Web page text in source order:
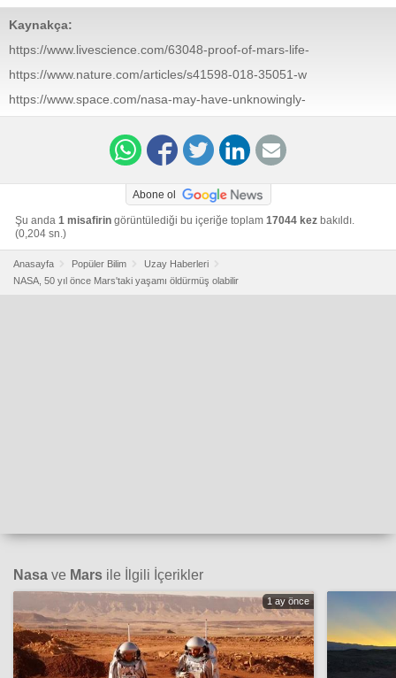
Kaynakça:
https://www.livescience.com/63048-proof-of-mars-life-
https://www.nature.com/articles/s41598-018-35051-w
https://www.space.com/nasa-may-have-unknowingly-
found-and-killed-alien-life-on-mars-50-years-ago-
Abone ol
Şu anda 1 misafirin görüntülediği bu içeriğe toplam 17044 kez bakıldı.
(0,204 sn.)
Anasayfa Popüler Bilim
Uzay Haberleri
NASA, 50 yıl önce Mars'taki yaşamı öldürmüş olabilir
Nasa ve Mars ile İlgili İçerikler
1 ay önce